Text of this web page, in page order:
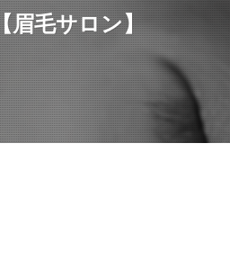
眉毛サロン】